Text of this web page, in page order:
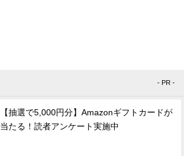
- PR -
【抽選で5,000円分】Amazonギフトカードが
当たる！読者アンケート実施中